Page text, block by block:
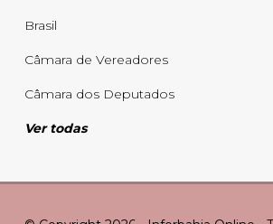
Brasil
Câmara de Vereadores
Câmara dos Deputados
Ver todas